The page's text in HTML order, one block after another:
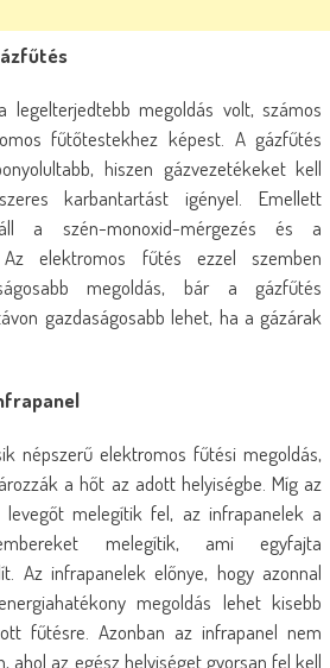
megoldás volt, számos
fűtőtestekhez képest. A gázfűtés
hiszen gázvezetékeket kell
karbantartást igényel. Emellett
a szén-monoxid-mérgezés és a
Az elektromos fűtés ezzel szemben
megoldás, bár a gázfűtés
gazdaságosabb lehet, ha a gázárak
népszerű elektromos fűtési megoldás,
a hőt az adott helyiségbe. Míg az
melegítik fel, az infrapanelek a
melegítik, ami egyfajta
Az infrapanelek előnye, hogy azonnal
megoldás lehet kisebb
fűtésre. Azonban az infrapanel nem
ahol az egész helyiséget gyorsan fel kell